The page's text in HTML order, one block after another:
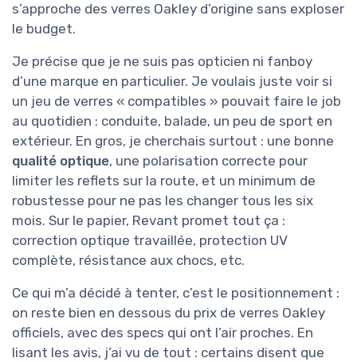
s’approche des verres Oakley d’origine sans exploser
le budget.
Je précise que je ne suis pas opticien ni fanboy
d’une marque en particulier. Je voulais juste voir si
un jeu de verres « compatibles » pouvait faire le job
au quotidien : conduite, balade, un peu de sport en
extérieur. En gros, je cherchais surtout : une bonne
qualité optique, une polarisation correcte pour
limiter les reflets sur la route, et un minimum de
robustesse pour ne pas les changer tous les six
mois. Sur le papier, Revant promet tout ça :
correction optique travaillée, protection UV
complète, résistance aux chocs, etc.
Ce qui m’a décidé à tenter, c’est le positionnement :
on reste bien en dessous du prix de verres Oakley
officiels, avec des specs qui ont l’air proches. En
lisant les avis, j’ai vu de tout : certains disent que